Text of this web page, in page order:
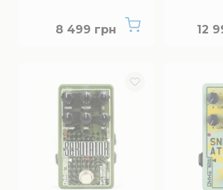
8 499 грнНет в наличии 12